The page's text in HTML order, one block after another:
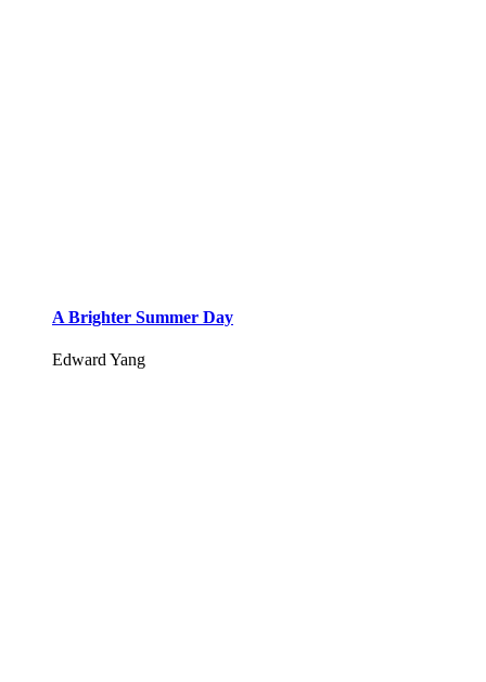
A Brighter Summer Day
Edward Yang